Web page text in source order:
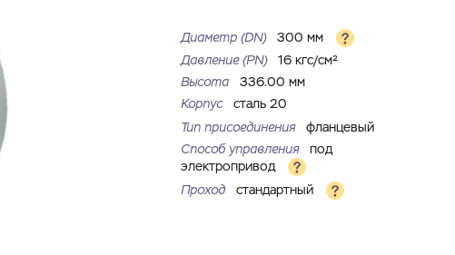
на обработку
на обработку
почта
Файл с реквизитами огранизации (любой формат, макс. 20
на обработку
Диаметр (DN) 300 мм
Давление (РN)
16 кгс/см²
Высота
336.00 мм
Корпус
сталь 20
Тип присоединения
фланцевый
Способ управления
под
электропривод
Проход стандартный